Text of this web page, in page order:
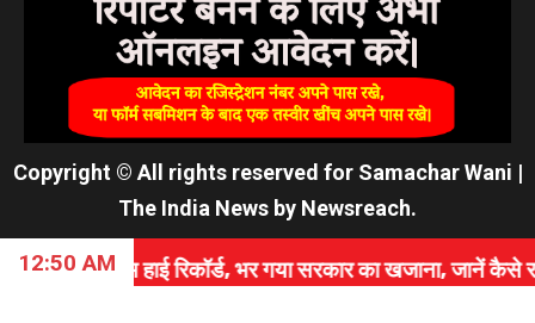
Copyright © All rights reserved for Samachar Wani |
The India News by Newsreach.
12:50 AM
रिकॉर्ड, भर गया सरकार का खजाना, जानें कैसे रचा इतिहास।